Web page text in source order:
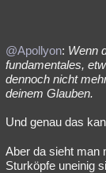
@Apollyon: Wenn
fundamentales,
dennoch nicht
deinem Glauben.
Und genau das
Aber da sieht man
Sturköpfe uneinig